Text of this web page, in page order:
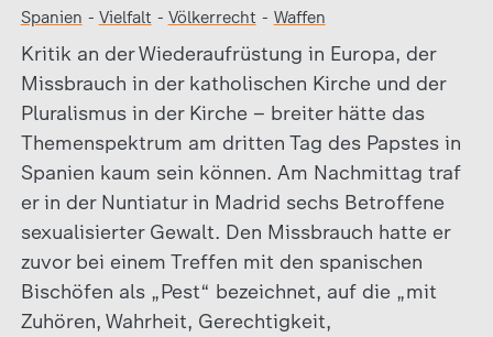
Spanien - Vielfalt - Völkerrecht - Waffen
Kritik an der Wiederaufrüstung in Europa, der
Missbrauch in der katholischen Kirche und der
Pluralismus in der Kirche – breiter hätte das
Themenspektrum am dritten Tag des Papstes in
Spanien kaum sein können. Am Nachmittag traf
er in der Nuntiatur in Madrid sechs Betroffene
sexualisierter Gewalt. Den Missbrauch hatte er
zuvor bei einem Treffen mit den spanischen
Bischöfen als „Pest“ bezeichnet, auf die „mit
Zuhören, Wahrheit, Gerechtigkeit,